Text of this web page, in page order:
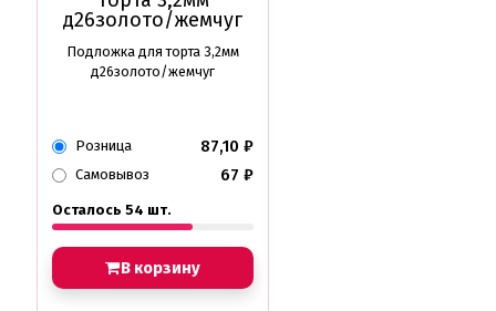
Подложка для торта 3,2мм
д26золото/жемчуг
Розница 87,10 ₽
Самовывоз 67 ₽
Осталось 54 шт.
В корзину